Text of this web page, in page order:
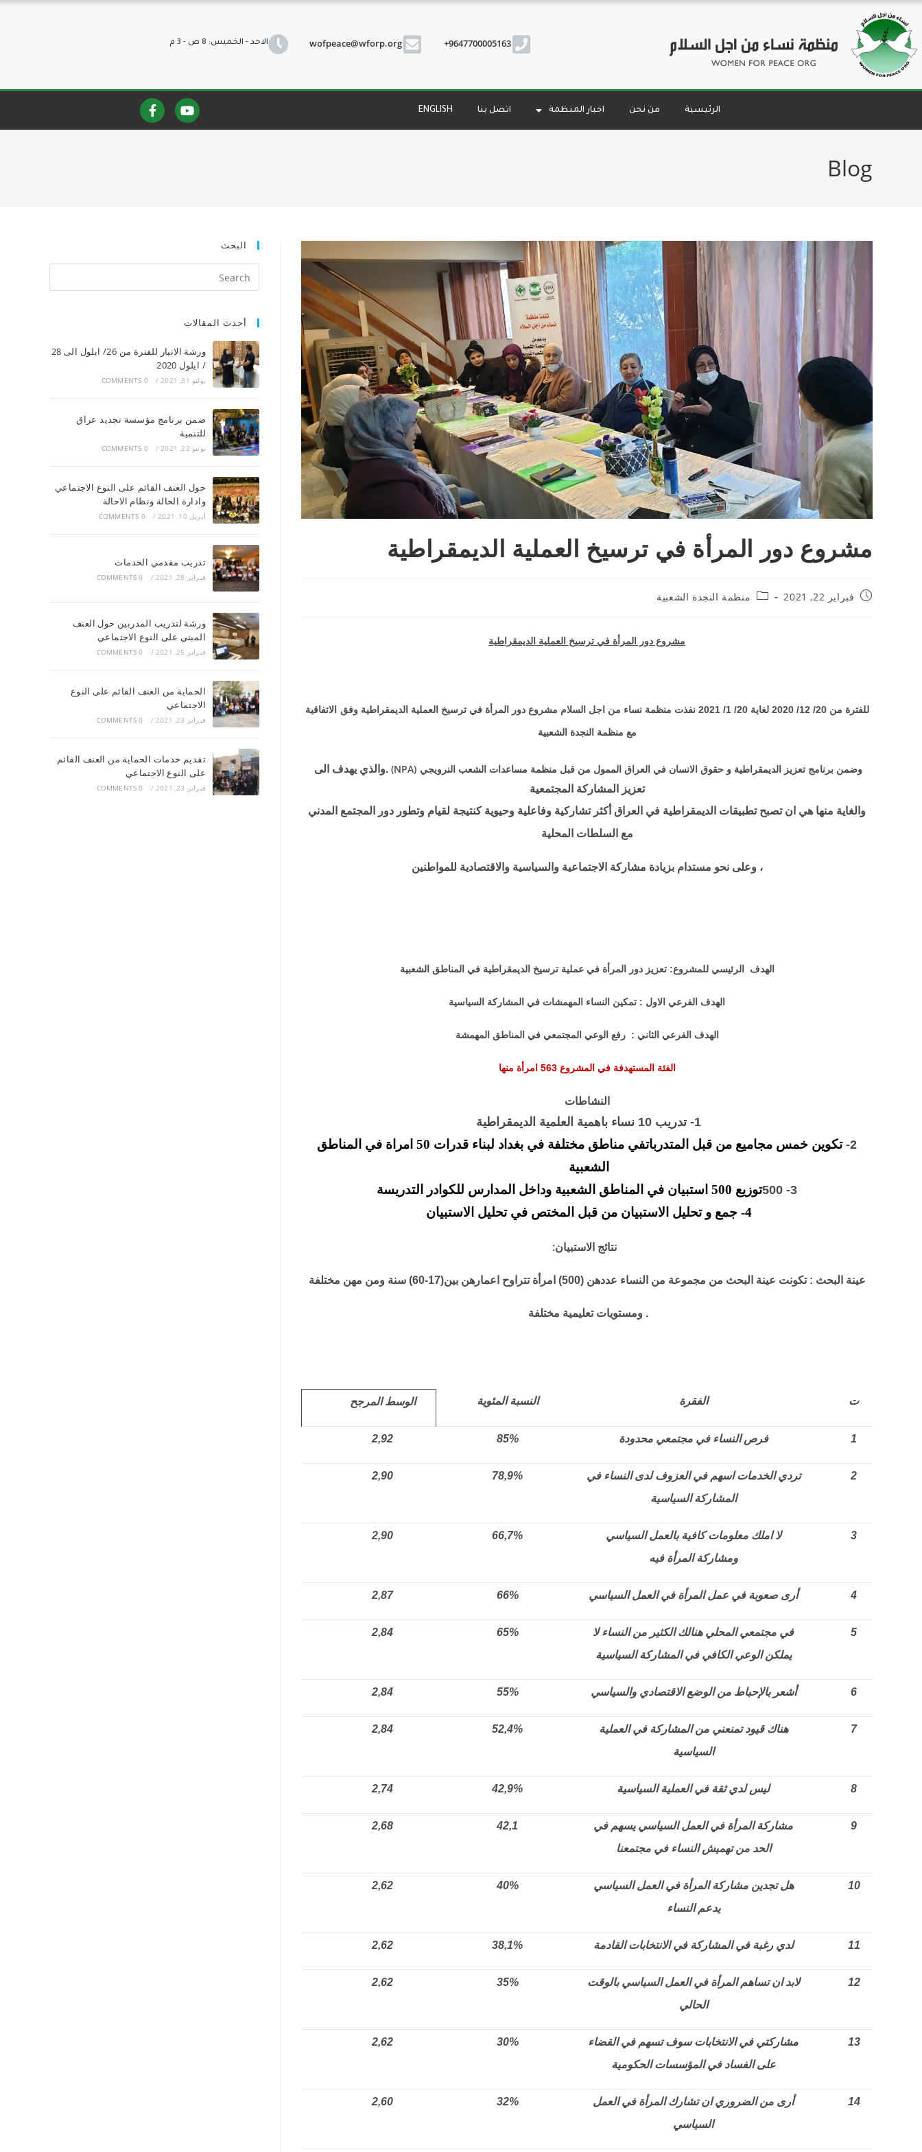
9647700005163+
wofpeace@wforp.org الاحد - الخميس: 8 ص - 3 م
الرئيسية من نحن اخبار المنظمة اتصل بنا ENGLISH
Blog
مشروع دور المرأة في ترسيخ العملية الديمقراطية
فبراير 22, 2021 منظمة النجدة الشعبية
مشروع دور المرأة في ترسيخ العملية الديمقراطية
للفترة من 20/ 12/ 2020 لغاية 20/ 1/ 2021 نفذت منظمة نساء من اجل السلام مشروع دور المرأة في ترسيخ العملية الديمقراطية وفق الاتفاقية
مع منظمة النجدة الشعبية
وضمن برنامج تعزيز الديمقراطية و حقوق الانسان في العراق الممول من قبل منظمة مساعدات الشعب النرويجي (
NPA
) .والذي يهدف الى
تعزيز المشاركة المجتمعية
والغاية منها هي ان تصبح تطبيقات الديمقراطية في العراق أكثر تشاركية وفاعلية وحيوية كنتيجة لقيام وتطور دور المجتمع المدني
مع السلطات المحلية
وعلى نحو مستدام بزيادة مشاركة الاجتماعية والسياسية والاقتصادية للمواطنين ،
الهدف الرئيسي للمشروع: تعزيز دور المرأة في عملية ترسيخ الديمقراطية في المناطق الشعبية
الهدف الفرعي الاول : تمكين النساء المهمشات في المشاركة السياسية
الهدف الفرعي الثاني : رفع الوعي المجتمعي في المناطق المهمشة
الفئة المستهدفة في المشروع 563 امرأة منها
النشاطات
1- تدريب 10 نساء باهمية العلمية الديمقراطية
2-
تكوين خمس مجاميع من قبل المتدرباتفي مناطق مختلفة في بغداد لبناء قدرات 50 امراة في المناطق
الشعبية
3- 500
توزيع 500 استبيان في المناطق الشعبية وداخل المدارس للكوادر التدريسة
4- جمع و تحليل الاستبيان من قبل المختص في تحليل الاستبيان
نتائج الاستبيان:
عينة البحث : تكونت عينة البحث من مجموعة من النساء عددهن (500) امرأة تتراوح اعمارهن بين(17-60) سنة ومن مهن مختلفة
ومستويات تعليمية مختلفة .
الوسط المرجح النسبة المئوية الفقرة ت
2,92 85% فرص النساء في مجتمعي محدودة 1
2,90 78,9%
تردي الخدمات اسهم في العزوف لدى النساء في
المشاركة السياسية
2
2,90 66,7%
لا املك معلومات كافية بالعمل السياسي
ومشاركة المرأة فيه
3
2,87 66% أرى صعوبة في عمل المرأة في العمل السياسي 4
2,84 65%
في مجتمعي المحلي هنالك الكثير من النساء لا
يملكن الوعي الكافي في المشاركة السياسية
5
2,84 55% أشعر بالإحباط من الوضع الاقتصادي والسياسي 6
2,84 52,4%
هناك قيود تمنعني من المشاركة في العملية
السياسية
7
2,74 42,9% ليس لدي ثقة في العملية السياسية 8
2,68 42,1
مشاركة المرأة في العمل السياسي يسهم في
الحد من تهميش النساء في مجتمعنا
9
2,62 40%
هل تجدين مشاركة المرأة في العمل السياسي
يدعم النساء
10
2,62 38,1% لدي رغبة في المشاركة في الانتخابات القادمة 11
2,62 35%
لابد ان تساهم المرأة في العمل السياسي بالوقت
الحالي
12
2,62 30%
مشاركتي في الانتخابات سوف تسهم في القضاء
على الفساد في المؤسسات الحكومية
13
2,60 32%
أرى من الضروري ان تشارك المرأة في العمل
السياسي
14
البحث
أحدث المقالات
ورشة الانبار للفترة من 26/ ايلول الى 28
/ ايلول 2020
يوليو 31, 2021 /
0 COMMENTS
ضمن برنامج مؤسسة تجديد عراق
للتنمية
يونيو 22, 2021 /
0 COMMENTS
حول العنف القائم على النوع الاجتماعي
وادارة الحالة ونظام الاحالة
أبريل 10, 2021 /
0 COMMENTS
تدريب مقدمي الخدمات
فبراير 28, 2021 /
0 COMMENTS
ورشة لتدريب المدربين حول العنف
المبني على النوع الاجتماعي
فبراير 25, 2021 /
0 COMMENTS
الحماية من العنف القائم على النوع
الاجتماعي
فبراير 23, 2021 /
0 COMMENTS
تقديم خدمات الحماية من العنف القائم
على النوع الاجتماعي
فبراير 23, 2021 /
0 COMMENTS